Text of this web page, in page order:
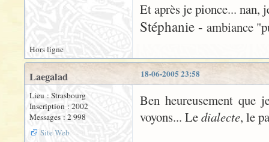
Et après je pionce... nan,
Stéphanie - ambiance
Hors ligne
18-06-2005 23:58
Laegalad
Lieu : Strasbourg
Inscription : 2002
Messages : 2 998
Site Web
Ben heureusement que
voyons... Ledialecte, le